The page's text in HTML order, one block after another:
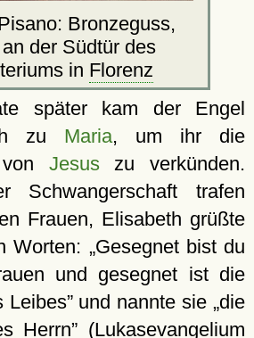
Bronzeguss,
der Südtür des
in Florenz
später kam der Engel
zu Maria, um ihr die
Jesuszu verkünden.
Schwangerschaft trafen
Frauen, Elisabeth grüßte
Worten:
Gesegnet bist du
und gesegnet ist die
Leibes und nannte sie die
Herrn
(Lukasevangelium